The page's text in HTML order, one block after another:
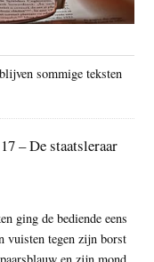
sommige teksten
– De staatsleraar
ging de bediende eens
vuisten tegen zijn borst